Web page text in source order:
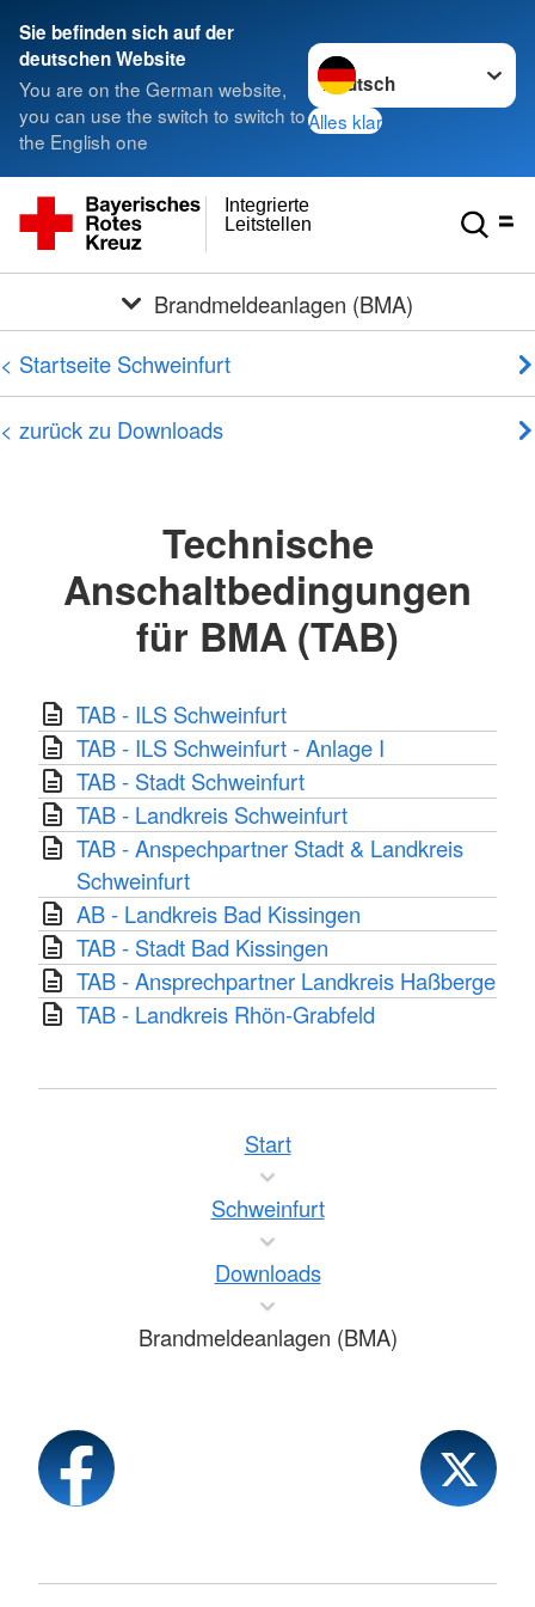
Sie befinden sich auf der
deutschen Website
You are on the German website,
you can use the switch to switch to
the English one
Sprache wechseln zu
Alles klar
Leitstellen
Integrierte
Brandmeldeanlagen (BMA)
< Startseite Schweinfurt
< zurück zu Downloads
Technische
Anschaltbedingungen
für BMA (TAB)
TAB - ILS Schweinfurt
TAB - ILS Schweinfurt - Anlage I
TAB - Stadt Schweinfurt
TAB - Landkreis Schweinfurt
TAB - Anspechpartner Stadt & Landkreis
Schweinfurt
AB - Landkreis Bad Kissingen
TAB - Stadt Bad Kissingen
TAB - Ansprechpartner Landkreis Haßberge
TAB - Landkreis Rhön-Grabfeld
Start
Schweinfurt
Downloads
Brandmeldeanlagen (BMA)